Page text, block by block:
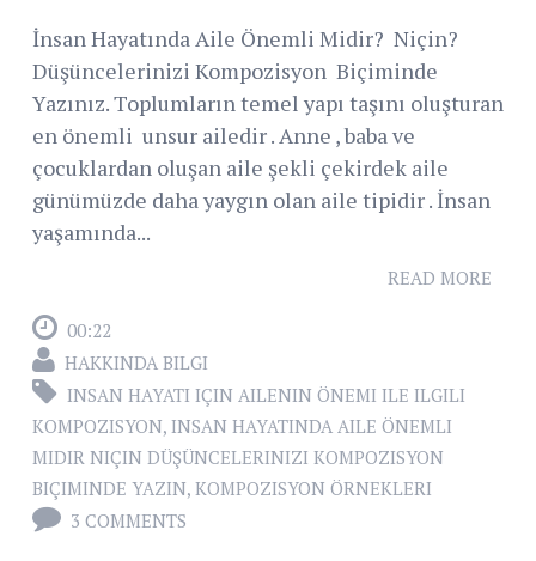
İnsan Hayatında Aile Önemli Midir? Niçin?
Düşüncelerinizi Kompozisyon Biçiminde
Yazınız. Toplumların temel yapı taşını oluşturan
en önemli unsur ailedir . Anne , baba ve
çocuklardan oluşan aile şekli çekirdek aile
günümüzde daha yaygın olan aile tipidir . İnsan
yaşamında...
READ MORE
00:22
HAKKINDA BILGI
INSAN HAYATI IÇIN AILENIN ÖNEMI ILE ILGILI
KOMPOZISYON, INSAN HAYATINDA AILE ÖNEMLI
MIDIR NIÇIN DÜŞÜNCELERINIZI KOMPOZISYON
BIÇIMINDE YAZIN, KOMPOZISYON ÖRNEKLERI
3 COMMENTS